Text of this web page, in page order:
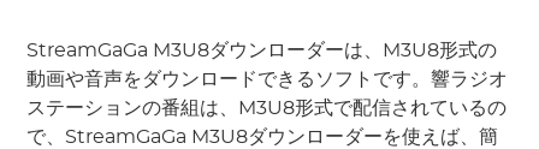
StreamGaGa M3U8ダウンローダーは、M3U8形式の
動画や音声をダウンロードできるソフトです。響ラジオ
ステーションの番組は、M3U8形式で配信されているの
で、StreamGaGa M3U8ダウンローダーを使えば、簡